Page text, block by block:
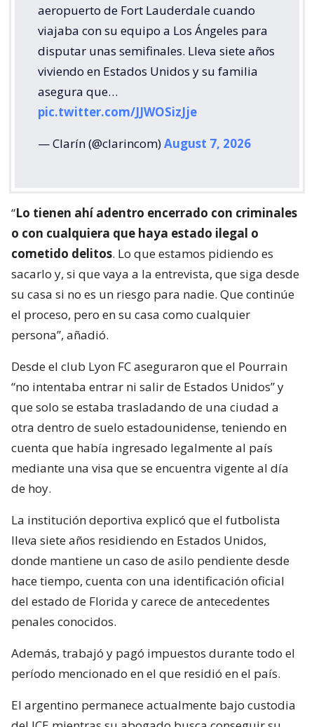
aeropuerto de Fort Lauderdale cuando
viajaba con su equipo a Los Ángeles para
disputar unas semifinales. Lleva siete años
viviendo en Estados Unidos y su familia
asegura que…
pic.twitter.com/JJWOSizJje
— Clarín (@clarincom)August 7, 2026
“Lo tienen ahí adentro encerrado con criminales
o con cualquiera que haya estado ilegal o
cometido delitos. Lo que estamos pidiendo es
sacarlo y, si que vaya a la entrevista, que siga desde
su casa si no es un riesgo para nadie. Que continúe
el proceso, pero en su casa como cualquier
persona”, añadió.
Desde el club Lyon FC aseguraron que el Pourrain
“no intentaba entrar ni salir de Estados Unidos” y
que solo se estaba trasladando de una ciudad a
otra dentro de suelo estadounidense, teniendo en
cuenta que había ingresado legalmente al país
mediante una visa que se encuentra vigente al día
de hoy.
La institución deportiva explicó que el futbolista
lleva siete años residiendo en Estados Unidos,
donde mantiene un caso de asilo pendiente desde
hace tiempo, cuenta con una identificación oficial
del estado de Florida y carece de antecedentes
penales conocidos.
Además, trabajó y pagó impuestos durante todo el
período mencionado en el que residió en el país.
El argentino permanece actualmente bajo custodia